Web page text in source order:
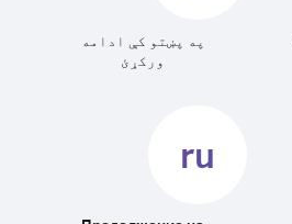
په پښتو کې ادامه
ورکړئ
ru